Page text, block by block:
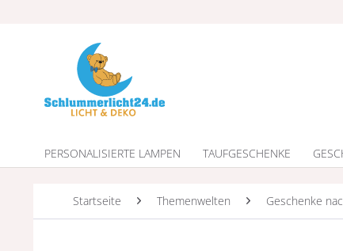
PERSONALISIERTE LAMPEN TAUFGESCHENKE
Startseite Themenwelten Geschenke